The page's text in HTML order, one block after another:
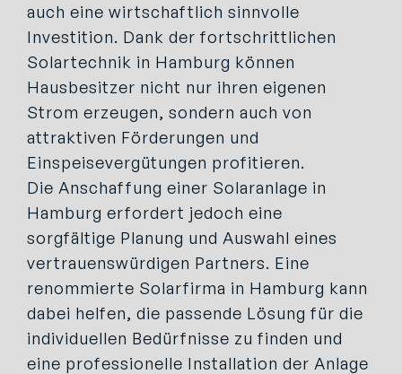
auch eine wirtschaftlich sinnvolle
Investition. Dank der fortschrittlichen
Solartechnik in Hamburg können
Hausbesitzer nicht nur ihren eigenen
Strom erzeugen, sondern auch von
attraktiven Förderungen und
Einspeisevergütungen profitieren.
Die Anschaffung einer Solaranlage in
Hamburg erfordert jedoch eine
sorgfältige Planung und Auswahl eines
vertrauenswürdigen Partners. Eine
renommierte Solarfirma in Hamburg kann
dabei helfen, die passende Lösung für die
individuellen Bedürfnisse zu finden und
eine professionelle Installation der Anlage